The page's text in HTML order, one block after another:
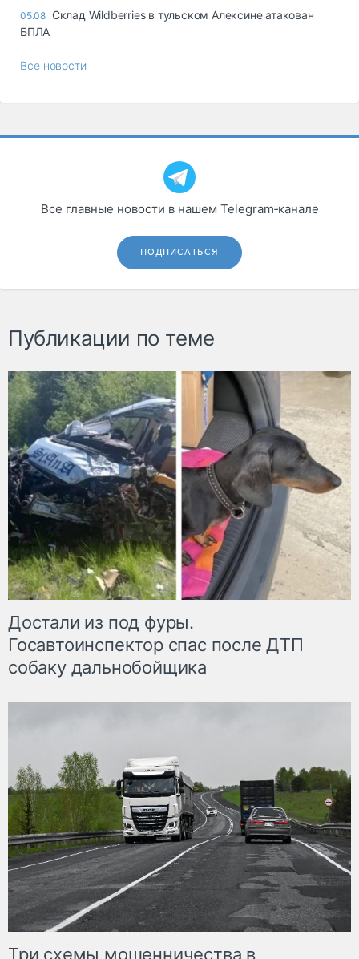
05.08 Склад Wildberries в тульском Алексине атакован
БПЛА
Все новости
Все главные новости в нашем Telegram‑канале
ПОДПИСАТЬСЯ
Публикации по теме
Достали из под фуры.
Госавтоинспектор спас после ДТП
собаку дальнобойщика
Три схемы мошенничества в